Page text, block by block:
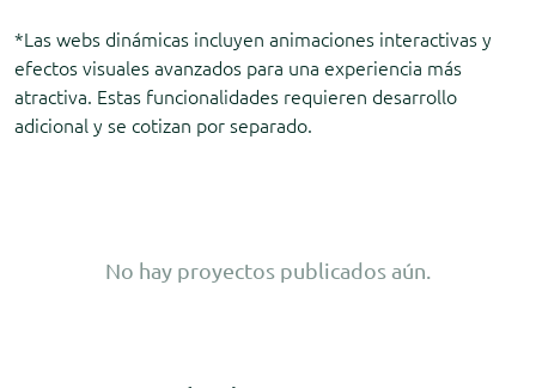
*Las webs dinámicas incluyen animaciones interactivas y
efectos visuales avanzados para una experiencia más
atractiva. Estas funcionalidades requieren desarrollo
adicional y se cotizan por separado.
No hay proyectos publicados aún.